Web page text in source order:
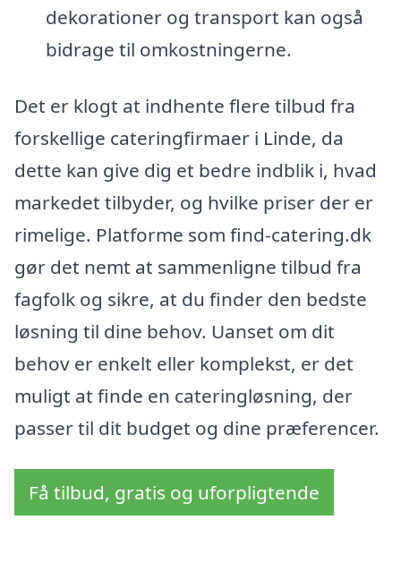
dekorationer og transport kan også
bidrage til omkostningerne.
Det er klogt at indhente flere tilbud fra
forskellige cateringfirmaer i Linde, da
dette kan give dig et bedre indblik i, hvad
markedet tilbyder, og hvilke priser der er
rimelige. Platforme som find-catering.dk
gør det nemt at sammenligne tilbud fra
fagfolk og sikre, at du finder den bedste
løsning til dine behov. Uanset om dit
behov er enkelt eller komplekst, er det
muligt at finde en cateringløsning, der
passer til dit budget og dine præferencer.
Få tilbud, gratis og uforpligtende